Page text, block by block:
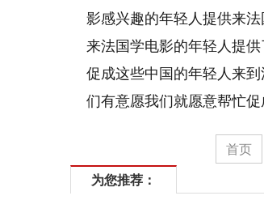
影感兴趣的年轻人提供来
来法国学电影的年轻人提
促成这些中国的年轻人来
们有意愿我们就愿意帮忙促
首页
为您推荐：